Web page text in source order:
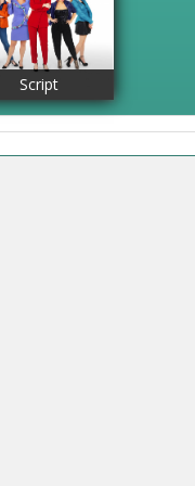
Script